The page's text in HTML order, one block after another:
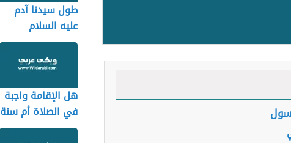
طول سيدنا آدم
عليه السلام
هل الإقامة واجبة
في الصلاة أم سنة